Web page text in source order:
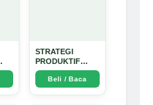
STRATEGI
PRODUKTIF
MENULIS
UPDATE - Arda
Dinata
Beli / Baca